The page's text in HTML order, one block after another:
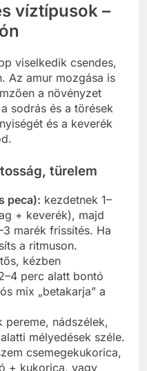
víztípusok –
viselkedik csendes,
Az amur mozgása is
a növényzet
sodrás és a törések
és a keverék
türelem
peca): kezdetnek 1–
+ keverék), majd
marék frissítés. Ha
a ritmuson.
kézben
perc alatt bontó
mix „betakarja” a
pereme, nádszélek,
mélyedések széle.
csemegekukorica,
+ kukorica, vagy